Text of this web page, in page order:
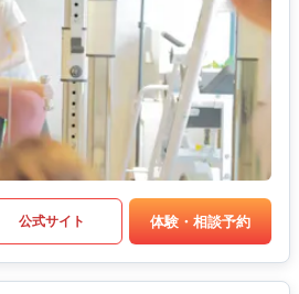
公式サイト 体験・相談予約